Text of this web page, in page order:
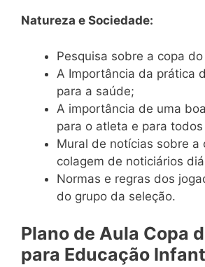
Natureza e Sociedade:
Pesquisa sobre a copa
A Importância da prática
para a saúde;
A importância de uma
para o atleta e para todos
Mural de notícias sobre a
colagem de noticiários
Normas e regras dos
do grupo da seleção.
Plano de Aula Copa
para Educação